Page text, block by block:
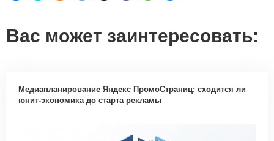
Вас может заинтересовать:
Медиапланирование Яндекс ПромоСтраниц: сходится ли
юнит-экономика до старта рекламы